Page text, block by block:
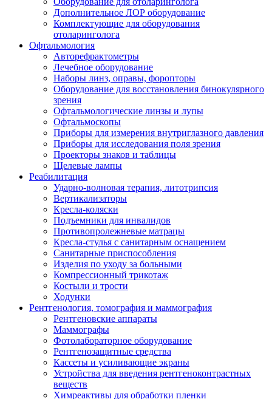
Дополнительное ЛОР оборудование
Комплектующие для оборудования
отоларинголога
Офтальмология
Авторефрактометры
Лечебное оборудование
Наборы линз, оправы, форопторы
Оборудование для восстановления бинокулярного
зрения
Офтальмологические линзы и лупы
Офтальмоскопы
Приборы для измерения внутриглазного давления
Приборы для исследования поля зрения
Проекторы знаков и таблицы
Щелевые лампы
Реабилитация
Ударно-волновая терапия, литотрипсия
Вертикализаторы
Кресла-коляски
Подъемники для инвалидов
Противопролежневые матрацы
Кресла-стулья с санитарным оснащением
Санитарные приспособления
Изделия по уходу за больными
Компрессионный трикотаж
Костыли и трости
Ходунки
Рентгенология, томография и маммография
Рентгеновские аппараты
Маммографы
Фотолабораторное оборудование
Рентгенозащитные средства
Кассеты и усиливающие экраны
Устройства для введения рентгеноконтрастных
веществ
Химреактивы для обработки пленки